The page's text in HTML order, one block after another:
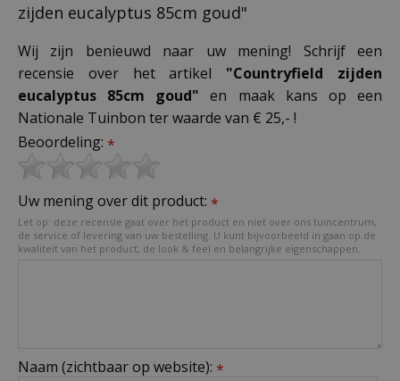
zijden eucalyptus 85cm goud"
Wij zijn benieuwd naar uw mening! Schrijf een
recensie over het artikel "Countryfield zijden
eucalyptus 85cm goud" en maak kans op een
Nationale Tuinbon ter waarde van € 25,- !
Beoordeling: *
Uw mening over dit product: *
Let op: deze recensie gaat over het product en niet over ons tuincentrum,
de service of levering van uw bestelling. U kunt bijvoorbeeld in gaan op de
kwaliteit van het product, de look & feel en belangrijke eigenschappen.
Naam (zichtbaar op website): *